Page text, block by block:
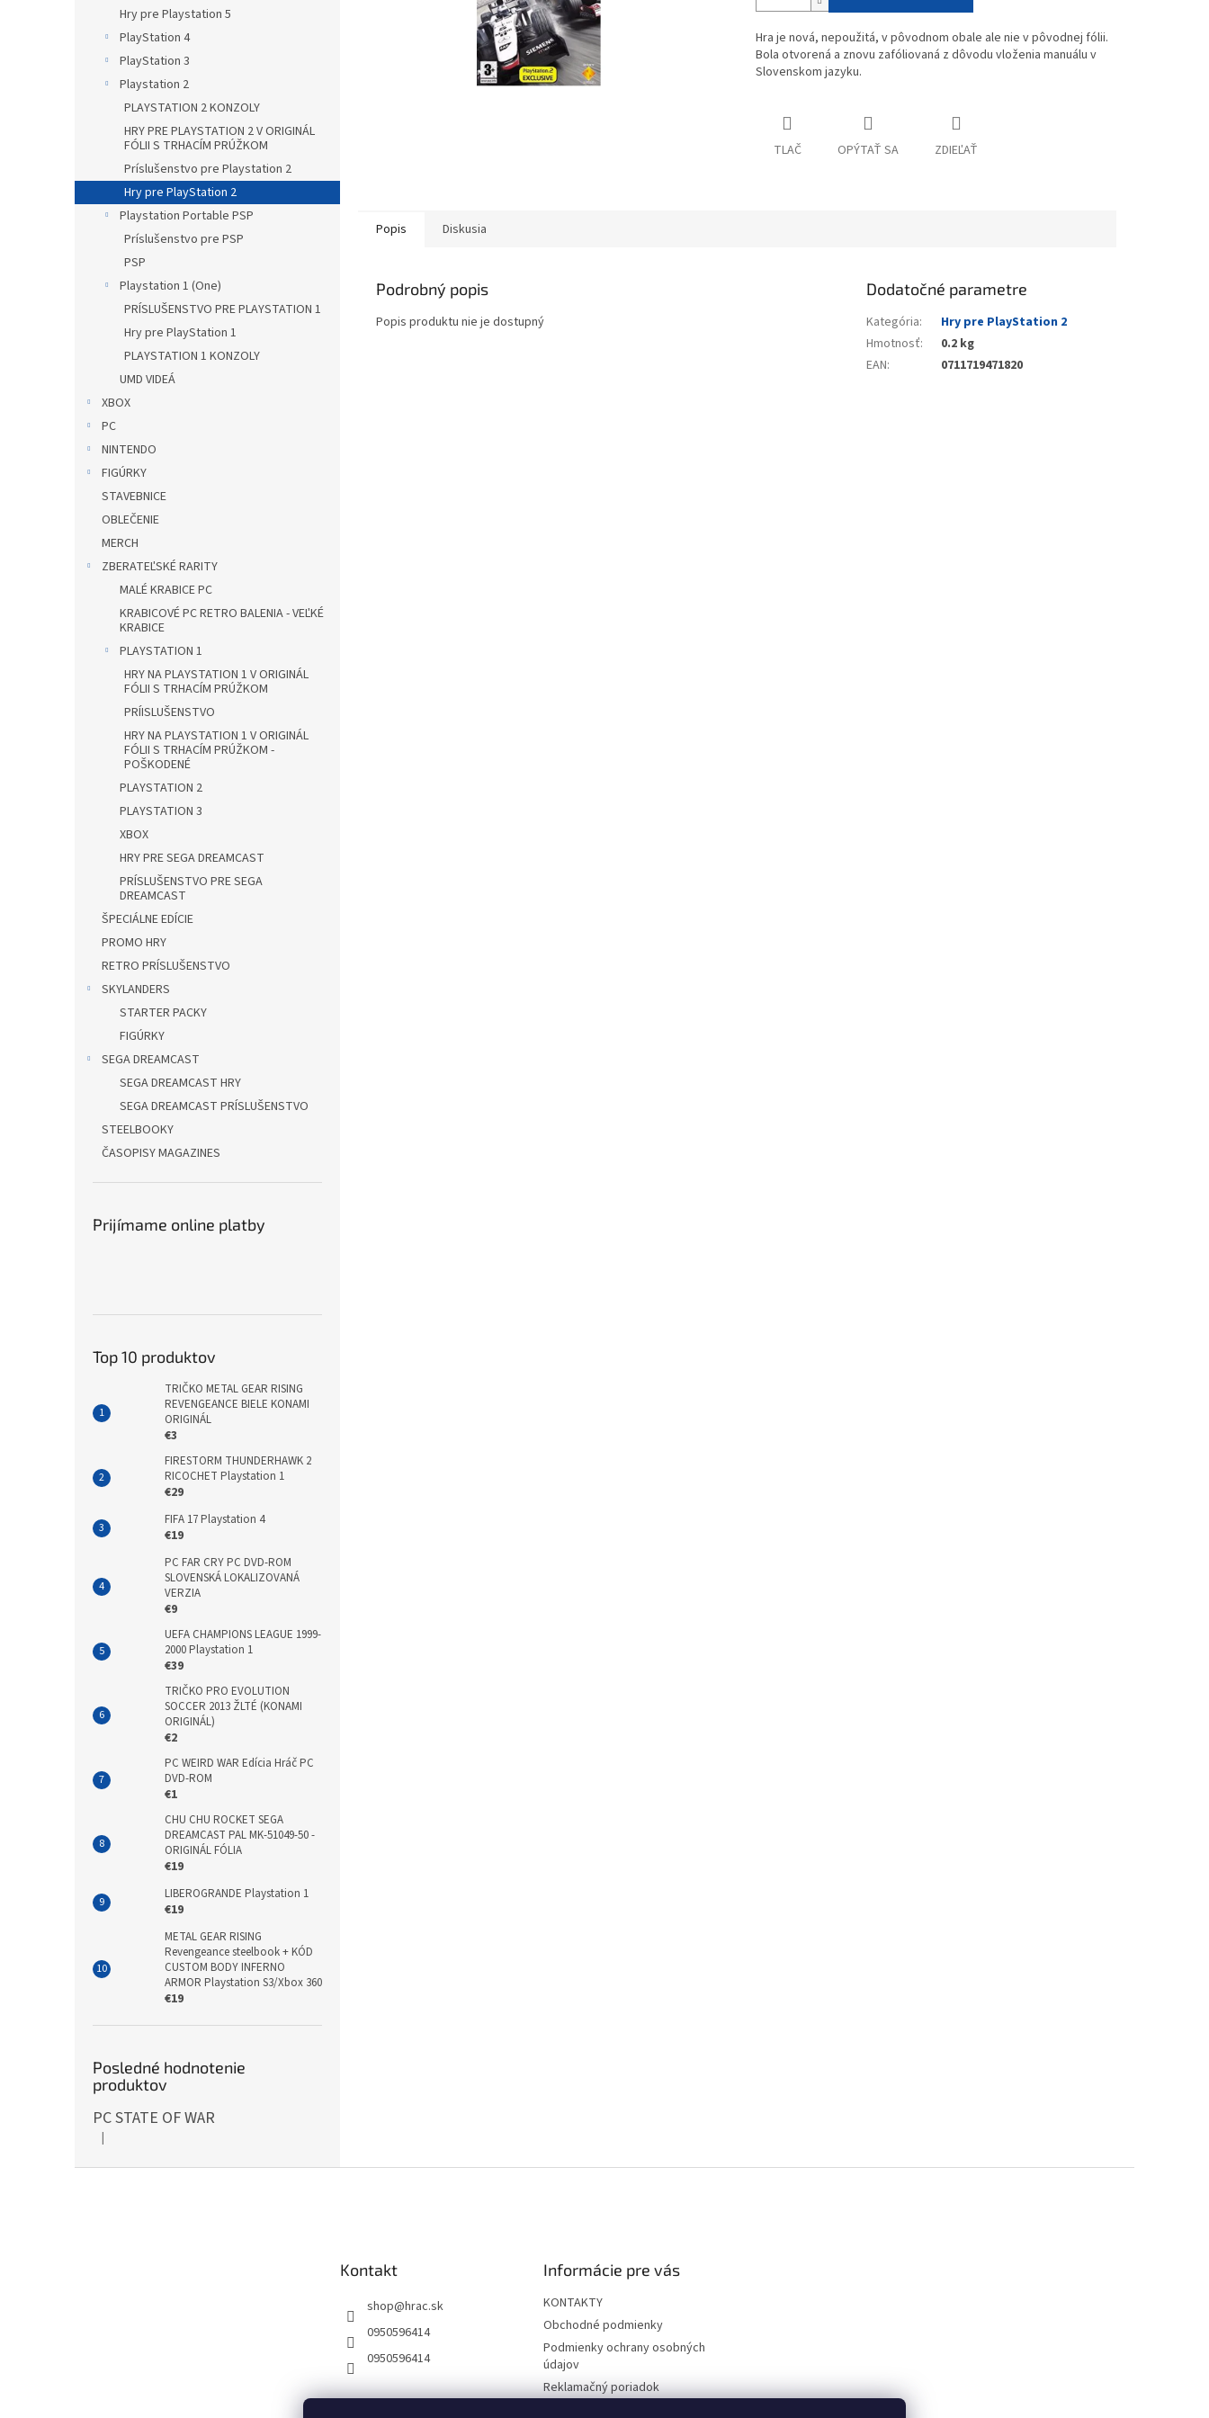
Hry pre Playstation 5
PlayStation 4
PlayStation 3
Playstation 2
PLAYSTATION 2 KONZOLY
HRY PRE PLAYSTATION 2 V ORIGINÁL
FÓLII S TRHACÍM PRÚŽKOM
Príslušenstvo pre Playstation 2
Hry pre PlayStation 2
Playstation Portable PSP
Príslušenstvo pre PSP
PSP
Playstation 1 (One)
PRÍSLUŠENSTVO PRE PLAYSTATION 1
Hry pre PlayStation 1
PLAYSTATION 1 KONZOLY
UMD VIDEÁ
XBOX
PC
NINTENDO
FIGÚRKY
STAVEBNICE
OBLEČENIE
MERCH
ZBERATEĽSKÉ RARITY
MALÉ KRABICE PC
KRABICOVÉ PC RETRO BALENIA - VEĽKÉ
KRABICE
PLAYSTATION 1
HRY NA PLAYSTATION 1 V ORIGINÁL
FÓLII S TRHACÍM PRÚŽKOM
PRÍISLUŠENSTVO
HRY NA PLAYSTATION 1 V ORIGINÁL
FÓLII S TRHACÍM PRÚŽKOM -
POŠKODENÉ
PLAYSTATION 2
PLAYSTATION 3
XBOX
HRY PRE SEGA DREAMCAST
PRÍSLUŠENSTVO PRE SEGA
DREAMCAST
ŠPECIÁLNE EDÍCIE
PROMO HRY
RETRO PRÍSLUŠENSTVO
SKYLANDERS
STARTER PACKY
FIGÚRKY
SEGA DREAMCAST
SEGA DREAMCAST HRY
SEGA DREAMCAST PRÍSLUŠENSTVO
STEELBOOKY
ČASOPISY MAGAZINES
Prijímame online platby
Top 10 produktov
TRIČKO METAL GEAR RISING
REVENGEANCE BIELE KONAMI
ORIGINÁL
€3
FIRESTORM THUNDERHAWK 2
RICOCHET Playstation 1
€29
FIFA 17 Playstation 4
€19
PC FAR CRY PC DVD-ROM
SLOVENSKÁ LOKALIZOVANÁ
VERZIA
€9
UEFA CHAMPIONS LEAGUE 1999-
2000 Playstation 1
€39
TRIČKO PRO EVOLUTION
SOCCER 2013 ŽLTÉ (KONAMI
ORIGINÁL)
€2
PC WEIRD WAR Edícia Hráč PC
DVD-ROM
€1
CHU CHU ROCKET SEGA
DREAMCAST PAL MK-51049-50 -
ORIGINÁL FÓLIA
€19
LIBEROGRANDE Playstation 1
€19
METAL GEAR RISING
Revengeance steelbook + KÓD
CUSTOM BODY INFERNO
ARMOR Playstation S3/Xbox 360
€19
Posledné hodnotenie
produktov
PC STATE OF WAR
Hodnotenie produktu je 5 z 5 hviezdičiek.
|
Hra je nová, nepoužitá, v pôvodnom obale ale nie v pôvodnej fólii.
Bola otvorená a znovu zafóliovaná z dôvodu vloženia manuálu v
Slovenskom jazyku.
TLAČ OPÝTAŤ SA ZDIEĽAŤ
Popis Diskusia
Podrobný popis
Popis produktu nie je dostupný
Dodatočné parametre
Kategória:
Hry pre PlayStation 2
Hmotnosť:
0.2 kg
EAN: 0711719471820
Kontakt
shop@hrac.sk
0950596414
0950596414
Informácie pre vás
KONTAKTY
Obchodné podmienky
Podmienky ochrany osobných
údajov
Reklamačný poriadok